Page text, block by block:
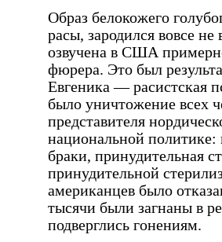
Образ белокожего
расы, зародился вовсе
озвучена в США
фюрера. Это был
Евгеника — расистская
было уничтожение всех
представителя
национальной политике:
браки, принудительная
принудительной
американцев было
тысячи были загнаны в
подверглись гонениям.